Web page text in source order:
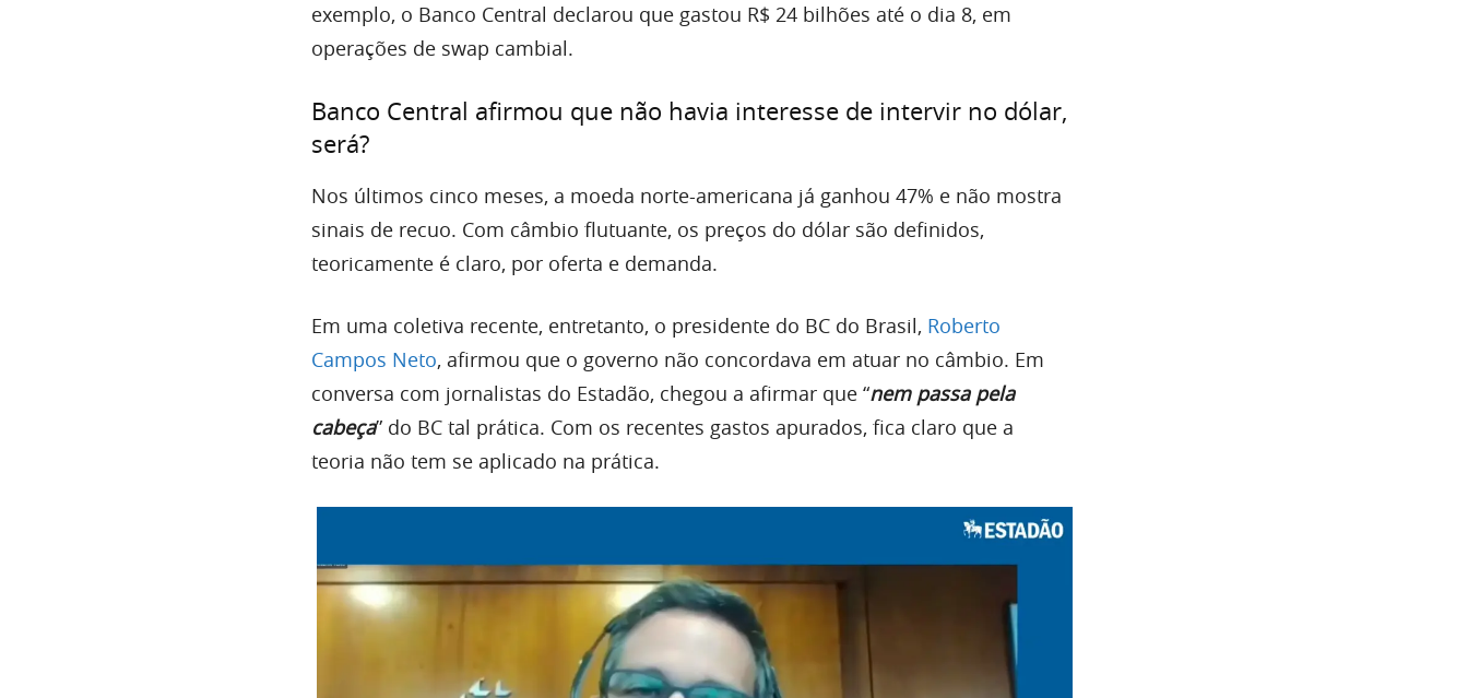
exemplo, o Banco Central declarou que gastou R$ 24 bilhões até o dia 8, em
operações de swap cambial.
Banco Central afirmou que não havia interesse de intervir no dólar,
será?
Nos últimos cinco meses, a moeda norte-americana já ganhou 47% e não mostra
sinais de recuo. Com câmbio flutuante, os preços do dólar são definidos,
teoricamente é claro, por oferta e demanda.
Em uma coletiva recente, entretanto, o presidente do BC do Brasil, Roberto
Campos Neto, afirmou que o governo não concordava em atuar no câmbio. Em
conversa com jornalistas do Estadão, chegou a afirmar que “nem passa pela
cabeça” do BC tal prática. Com os recentes gastos apurados, fica claro que a
teoria não tem se aplicado na prática.